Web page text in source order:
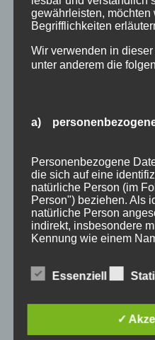
Stichworte
allgäu allgäuer alpen
bayern bergbahnen
freie Ferienwohnungen
gästeservice haus partale
Lastminute
gewährleisten,
Begrifflichkeiten
Wir verwenden in
unter anderem die
a)
Personenbezogene
die sich auf eine
natürliche Person (im
Person") beziehen. Als
natürliche Person
indirekt, insbesondere
Kennung wie einem
Kennung oder zu einem
besonderen
psychischen,
sozialen Identität dieser
identifiziert werden
Essenziell
✓